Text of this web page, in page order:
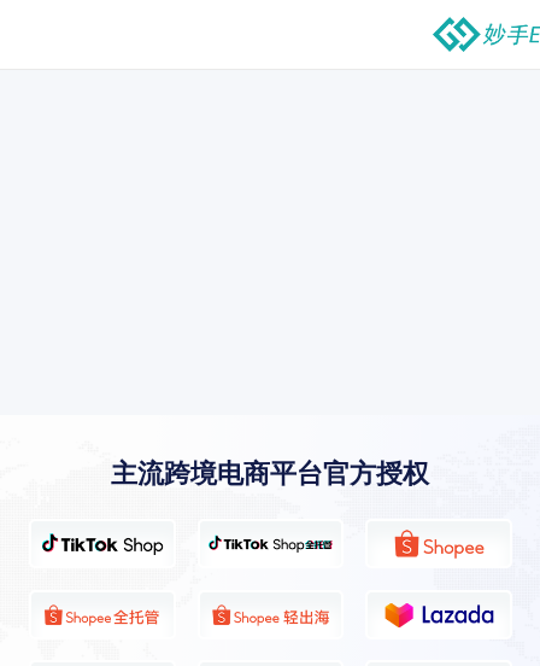
主流跨境电商平台官方授权